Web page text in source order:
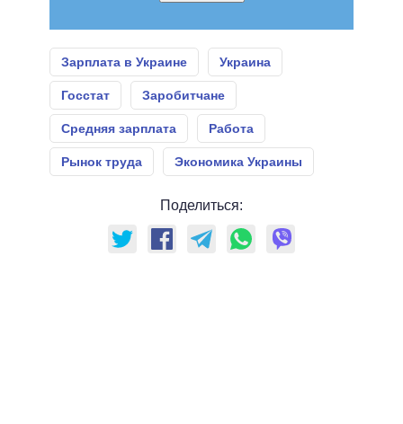
Зарплата в Украине Украина
Госстат Заробитчане
Средняя зарплата Работа
Рынок труда Экономика Украины
Поделиться: